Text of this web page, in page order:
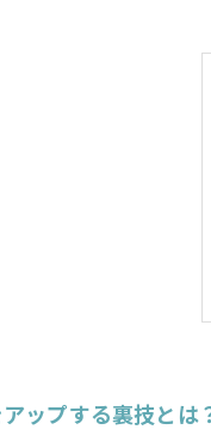
ップする裏技とは